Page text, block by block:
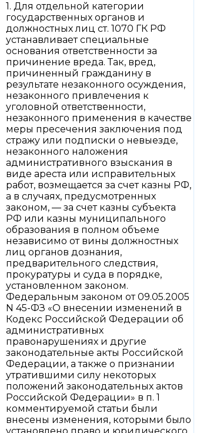
1. Для отдельной категории
государственных органов и
должностных лиц ст. 1070 ГК РФ
устанавливает специальные
основания ответственности за
причинение вреда. Так, вред,
причиненный гражданину в
результате незаконного осуждения,
незаконного привлечения к
уголовной ответственности,
незаконного применения в качестве
меры пресечения заключения под
стражу или подписки о невыезде,
незаконного наложения
административного взыскания в
виде ареста или исправительных
работ, возмещается за счет казны РФ,
а в случаях, предусмотренных
законом, — за счет казны субъекта
РФ или казны муниципального
образования в полном объеме
независимо от вины должностных
лиц органов дознания,
предварительного следствия,
прокуратуры и суда в порядке,
установленном законом.
Федеральным законом от 09.05.2005
N 45-ФЗ «О внесении изменений в
Кодекс Российской Федерации об
административных
правонарушениях и другие
законодательные акты Российской
Федерации, а также о признании
утратившими силу некоторых
положений законодательных актов
Российской Федерации» в п. 1
комментируемой статьи были
внесены изменения, которыми было